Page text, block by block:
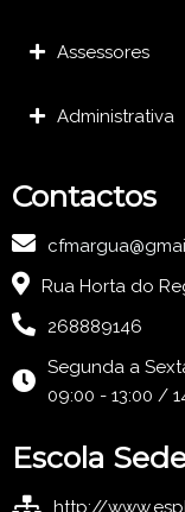
Assessores
Administrativa
Contactos
Rua Horta do
268889146
Segunda a
09:00 - 13:00 /
Escola
http://